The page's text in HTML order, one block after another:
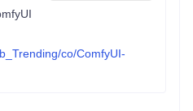
co/ComfyUI-